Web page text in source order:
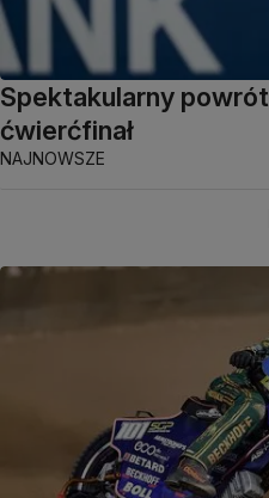
Spektakularny
ćwierćfinał
NAJNOWSZE